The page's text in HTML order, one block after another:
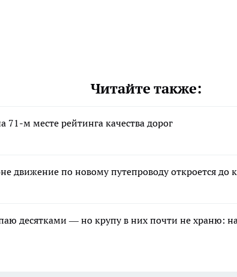
Читайте также:
71-м месте рейтинга качества дорог
движение по новому путепроводу откроется до
десятками — но крупу в них почти не храню: